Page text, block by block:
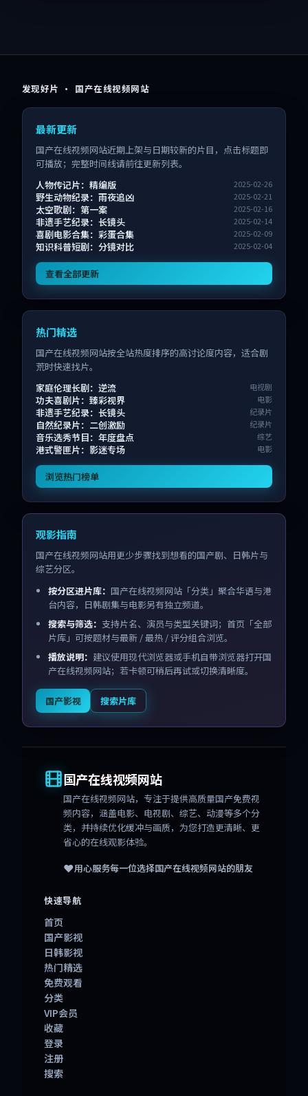
发现好片 · 国产在线视频网站
最新更新
国产在线视频网站近期上架与日期较新的片目，点击标题即
可播放；完整时间线请前往更新列表。
人物传记片：精编版
2025-02-26
野生动物纪录：雨夜追凶 2025-02-21
太空歌剧：第一案 2025-02-16
非遗手艺纪录：长镜头 2025-02-14
喜剧电影合集：彩蛋合集 2025-02-09
知识科普短剧：分镜对比 2025-02-04
查看全部更新
热门精选
国产在线视频网站按全站热度排序的高讨论度内容，适合剧
荒时快速找片。
家庭伦理长剧：逆流
电视剧
功夫喜剧片：臻彩视界 电影
非遗手艺纪录：长镜头 纪录片
自然纪录片：二创激励 纪录片
音乐选秀节目：年度盘点 综艺
港式警匪片：影迷专场 电影
浏览热门榜单
观影指南
国产在线视频网站用更少步骤找到想看的国产剧、日韩片与
综艺分区。
按分区进片库： 国产在线视频网站「分类」聚合华语与港
台内容，日韩剧集与电影另有独立频道。
搜索与筛选： 支持片名、演员与类型关键词；首页「全部
片库」可按题材与最新 / 最热 / 评分组合浏览。
播放说明： 建议使用现代浏览器或手机自带浏览器打开国
产在线视频网站；若卡顿可稍后再试或切换清晰度。
国产影视 搜索片库
国产在线视频网站
国产在线视频网站，专注于提供高质量国产免费视
频内容，涵盖电影、电视剧、综艺、动漫等多个分
类，并持续优化缓冲与画质，为您打造更清晰、更
省心的在线观影体验。
❤️用心服务每一位选择国产在线视频网站的朋友
快速导航
首页
国产影视
日韩影视
热门精选
免费观看
分类
VIP会员
收藏
登录
注册
搜索